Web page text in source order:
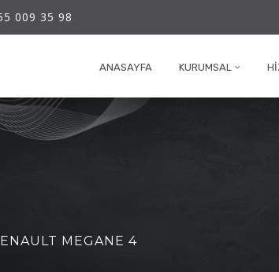
009 35 98
ANASAYFA KURUMSAL
MEGANE 4